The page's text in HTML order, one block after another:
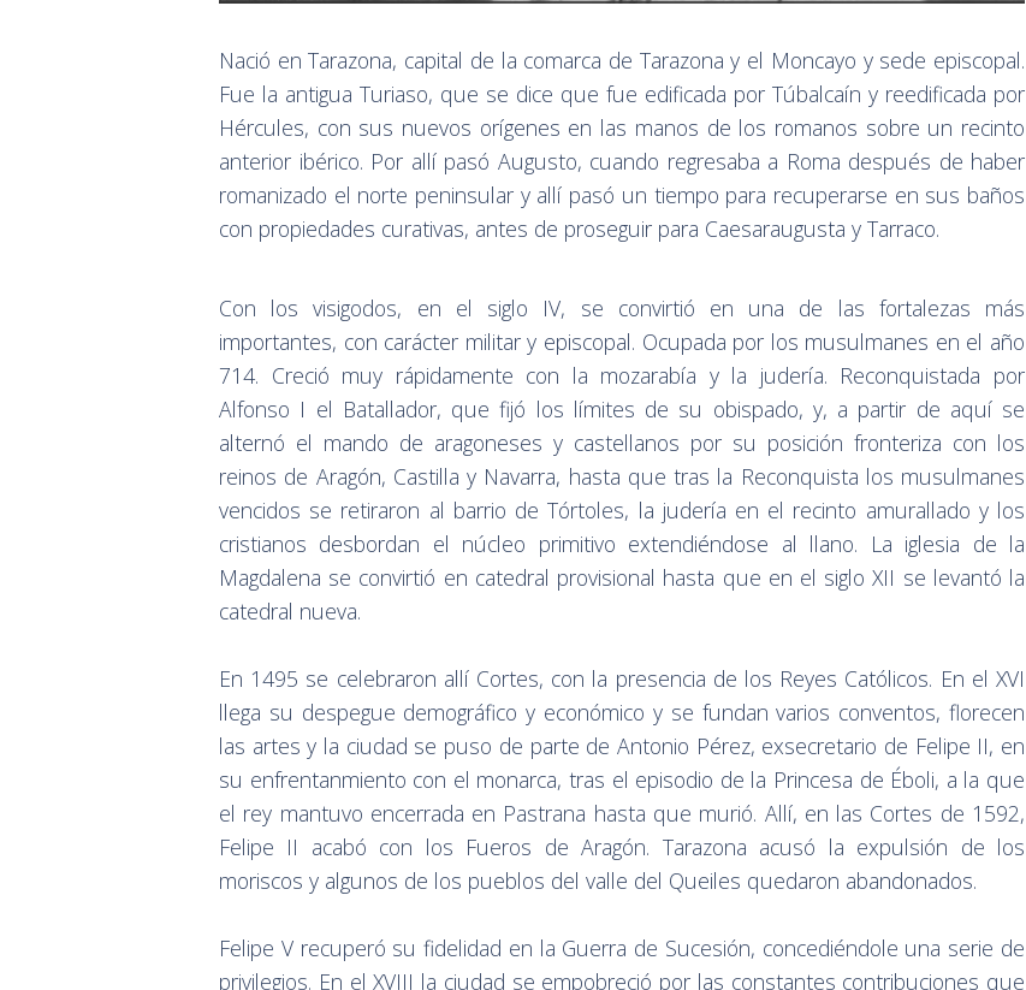
Nació en Tarazona, capital de la comarca de Tarazona y el Moncayo y sede episcopal.
Fue la antigua Turiaso, que se dice que fue edificada por Túbalcaín y reedificada por
Hércules, con sus nuevos orígenes en las manos de los romanos sobre un recinto
anterior ibérico. Por allí pasó Augusto, cuando regresaba a Roma después de haber
romanizado el norte peninsular y allí pasó un tiempo para recuperarse en sus baños
con propiedades curativas, antes de proseguir para Caesaraugusta y Tarraco.
Con los visigodos, en el siglo IV, se convirtió en una de las fortalezas más
importantes, con carácter militar y episcopal. Ocupada por los musulmanes en el año
714. Creció muy rápidamente con la mozarabía y la judería. Reconquistada por
Alfonso I el Batallador, que fijó los límites de su obispado, y, a partir de aquí se
alternó el mando de aragoneses y castellanos por su posición fronteriza con los
reinos de Aragón, Castilla y Navarra, hasta que tras la Reconquista los musulmanes
vencidos se retiraron al barrio de Tórtoles, la judería en el recinto amurallado y los
cristianos desbordan el núcleo primitivo extendiéndose al llano. La iglesia de la
Magdalena se convirtió en catedral provisional hasta que en el siglo XII se levantó la
catedral nueva.
En 1495 se celebraron allí Cortes, con la presencia de los Reyes Católicos. En el XVI
llega su despegue demográfico y económico y se fundan varios conventos, florecen
las artes y la ciudad se puso de parte de Antonio Pérez, exsecretario de Felipe II, en
su enfrentanmiento con el monarca, tras el episodio de la Princesa de Éboli, a la que
el rey mantuvo encerrada en Pastrana hasta que murió. Allí, en las Cortes de 1592,
Felipe II acabó con los Fueros de Aragón. Tarazona acusó la expulsión de los
moriscos y algunos de los pueblos del valle del Queiles quedaron abandonados.
Felipe V recuperó su fidelidad en la Guerra de Sucesión, concediéndole una serie de
privilegios. En el XVIII la ciudad se empobreció por las constantes contribuciones que